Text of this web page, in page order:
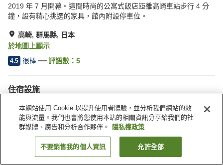
2019 年 7 月開幕。這間時尚的公寓式飯店距離高崎車站步行 4 分
鐘，設有精心挑選的家具，館內附設停車位。
高崎, 群馬縣, 日本
於地圖上顯示
4.5 很棒 評語數： 5
住宿設施
停車場
首頁 日本 群馬縣 高崎 Rojimo Eru 飯店式公寓
找客房
本網站使用 Cookie 以提升使用者體驗，並分析我們網站的效
能與流量。我們也會將您使用本站的相關資訊分享給我們的社
群媒體、廣告和分析合作夥伴。
隱私權政策
不要銷售我的個人資訊 允許全部